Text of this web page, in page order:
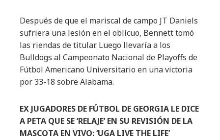
Después de que el mariscal de campo JT Daniels
sufriera una lesión en el oblicuo, Bennett tomó
las riendas de titular. Luego llevaría a los
Bulldogs al Campeonato Nacional de Playoffs de
Fútbol Americano Universitario en una victoria
por 33-18 sobre Alabama.
EX JUGADORES DE FÚTBOL DE GEORGIA LE DICE
A PETA QUE SE ‘RELAJE’ EN SU REVISIÓN DE LA
MASCOTA EN VIVO: ‘UGA LIVE THE LIFE’